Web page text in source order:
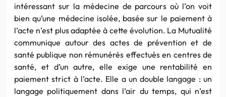
intéressant sur la médecine de parcours où l’on voit
bien qu’une médecine isolée, basée sur le paiement à
l’acte n’est plus adaptée à cette évolution. La Mutualité
communique autour des actes de prévention et de
santé publique non rémunérés effectués en centres de
santé, et d’un autre, elle exige une rentabilité en
paiement strict à l’acte. Elle a un double langage : un
langage politiquement dans l’air du temps, qui n’est